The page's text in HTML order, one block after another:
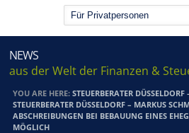
NEWS
aus der Welt der Finanzen &
YOU ARE HERE:STEUERBERATER
STEUERBERATER DÜSSELDORF – MARKUS
ABSCHREIBUNGEN BEI BEBAUUNG EINES
MÖGLICH